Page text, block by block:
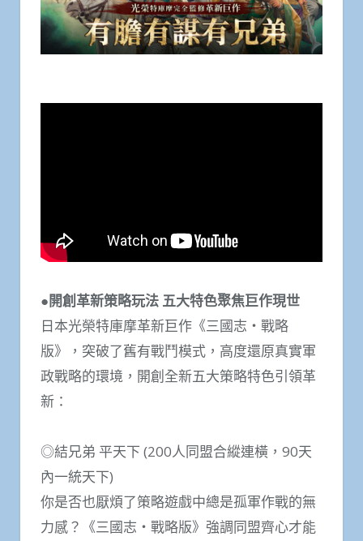
●開創革新策略玩法 五大特色聚焦巨作現世
日本光榮特庫摩革新巨作《三國志・戰略
版》，突破了舊有戰鬥模式，高度還原真實軍
政戰略的環境，開創全新五大策略特色引領革
新：
◎結兄弟 平天下 (200人同盟合縱連橫，90天
內一統天下)
你是否也厭煩了策略遊戲中總是孤軍作戰的無
力感？《三國志・戰略版》強調同盟齊心才能